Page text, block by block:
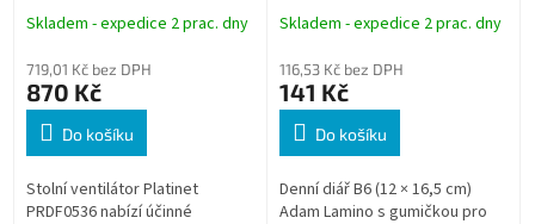
osvětlení, oscilace, 3000
Skladem - expedice 2 prac. dny
719,01 Kč bez DPH
870 Kč
Do košíku
Stolní ventilátor Platinet
PRDF0536 nabízí účinné
gumičkou, motiv
Gramofonová deska 2027
BDA9-8-27
Skladem - expedice 2 prac. dny
116,53 Kč bez DPH
141 Kč
Do košíku
Denní diář B6 (12 × 16,5 cm)
Adam Lamino s gumičkou pro